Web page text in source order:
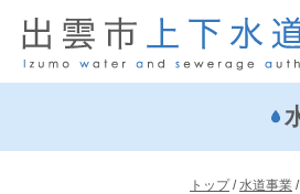
現
トップ/水道事業 /